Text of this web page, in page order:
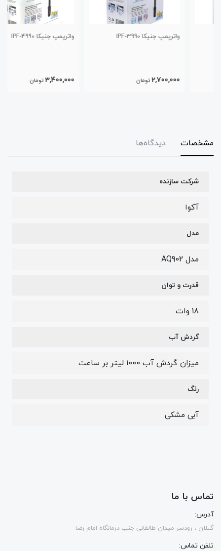
واترپمپ جنیکا IPF-3990
تومان
واترپمپ جنیکا IPF-4990
3,400,000 تومان
مشخصات دیدگاه‌ها
شرکت سازنده
آکوا
مدل
مدل AQ902
قدرت و توان
18 وات
گردش آب
میزان گردش آب 1000 لیتر بر ساعت
رنگ
آبی مشکی
تماس با ما
آدرس:
گیلان ، رودسر میدان طالقانی جنب درمانگاه امام رضا
تلفن تماس: